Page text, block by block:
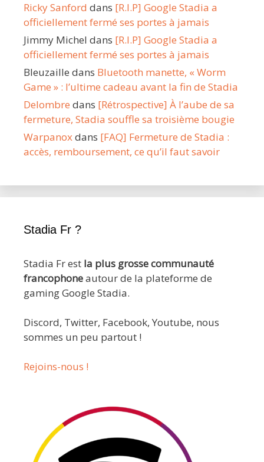
Ricky Sanford dans [R.I.P] Google Stadia a
officiellement fermé ses portes à jamais
Jimmy Michel dans [R.I.P] Google Stadia a
officiellement fermé ses portes à jamais
Bleuzaille dans Bluetooth manette, « Worm
Game » : l’ultime cadeau avant la fin de Stadia
Delombre dans [Rétrospective] À l’aube de sa
fermeture, Stadia souffle sa troisième bougie
Warpanoxdans [FAQ] Fermeture de Stadia :
accès, remboursement, ce qu’il faut savoir
Stadia Fr ?
Stadia Fr est la plus grosse communauté
francophoneautour de la plateforme de
gaming Google Stadia.
Discord, Twitter, Facebook, Youtube, nous
sommes un peu partout !
Rejoins-nous !